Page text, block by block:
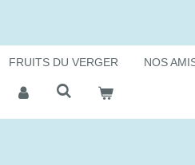
FRUITS DU VERGER NOS